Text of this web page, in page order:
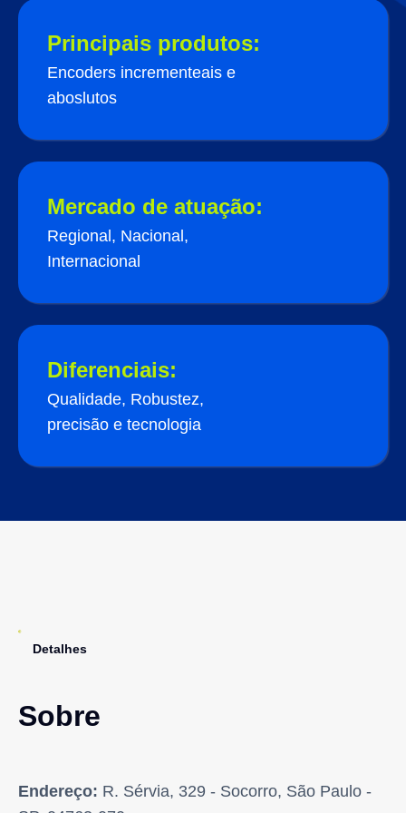
Principais produtos:
Encoders incrementeais e
aboslutos
Mercado de atuação:
Regional, Nacional,
Internacional
Diferenciais:
Qualidade, Robustez,
precisão e tecnologia
Detalhes
Sobre
Endereço: R. Sérvia, 329 - Socorro, São Paulo -